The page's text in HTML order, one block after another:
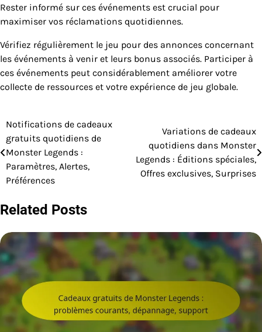
Rester informé sur ces événements est crucial pour
maximiser vos réclamations quotidiennes.
Vérifiez régulièrement le jeu pour des annonces concernant
les événements à venir et leurs bonus associés. Participer à
ces événements peut considérablement améliorer votre
collecte de ressources et votre expérience de jeu globale.
Post
navigation
Notifications de cadeaux
gratuits quotidiens de
Monster Legends :
Paramètres, Alertes,
Préférences
Variations de cadeaux
quotidiens dans Monster
Legends : Éditions spéciales,
Offres exclusives, Surprises
Related Posts